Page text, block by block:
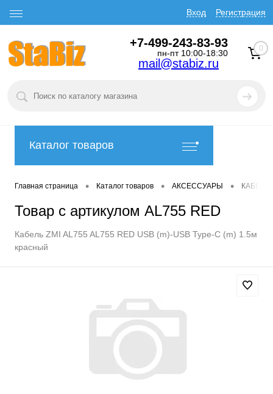
Вход Регистрация
+7-499-243-83-93
пн-пт 10:00-18:30
mail@stabiz.ru
0
Каталог товаров
Главная страница • Каталог товаров • АКСЕССУАРЫ •
Товар с артикулом AL755 RED
Кабель ZMI AL755 AL755 RED USB (m)-USB Type-C (m) 1.5м
красный